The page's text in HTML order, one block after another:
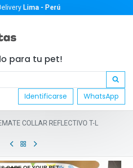
Lima - Perú
para tu pet!
Identificarse WhatsApp
COLLAR REFLECTIVO T-L